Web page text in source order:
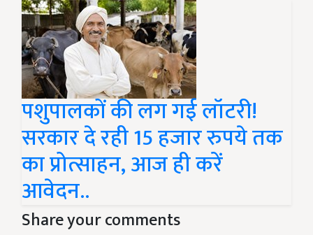
पशुपालकों की लग गई लॉटरी!
सरकार दे रही 15 हजार रुपये तक
का प्रोत्साहन, आज ही करें
आवेदन..
Share your comments